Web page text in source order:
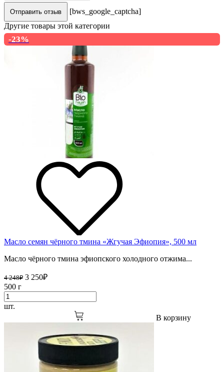
Отправить отзыв
[bws_google_captcha]
Другие товары этой категории
-23%
Масло семян чёрного тмина «Жгучая Эфиопия», 500 мл
Масло чёрного тмина эфиопского холодного отжима...
4 248₽ 3 250₽
500 г
шт.
В корзину